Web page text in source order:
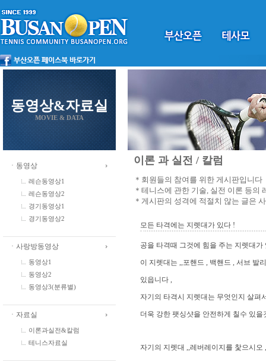
동영상&자료실
MOVIE & DATA
ㆍ동영상
레슨동영상1
레슨동영상2
경기동영상1
경기동영상2
ㆍ사랑방동영상
동영상1
동영상2
동영상3(분류별)
ㆍ자료실
이론과실전&칼럼
테니스자료실
이론 과 실전 / 칼럼
＊회원들의 참여를 위한 게시판입니다
＊테니스에 관한 기술, 실전 이론 등의
＊게시판의 성격에 적절치 않는 글은
모든 타격에는 지렛대가 있다 !
공을 타격때 그것에 힘을 주는 지렛대가
이 지렛대는 ,,포핸드 , 백핸드 , 서브 발
있읍니다 ,
자기의 타격시 지렛대는 무엇인지 살펴
더욱 강한 팻싱샷을 안전하게 칠수 있을
자기의 지렛대 ,,레버레이지를 찿으시오